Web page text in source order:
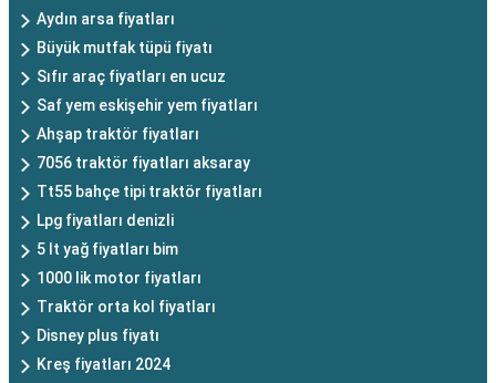
Aydın arsa fiyatları
Büyük mutfak tüpü fiyatı
Sıfır araç fiyatları en ucuz
Saf yem eskişehir yem fiyatları
Ahşap traktör fiyatları
7056 traktör fiyatları aksaray
Tt55 bahçe tipi traktör fiyatları
Lpg fiyatları denizli
5 lt yağ fiyatları bim
1000 lik motor fiyatları
Traktör orta kol fiyatları
Disney plus fiyatı
Kreş fiyatları 2024